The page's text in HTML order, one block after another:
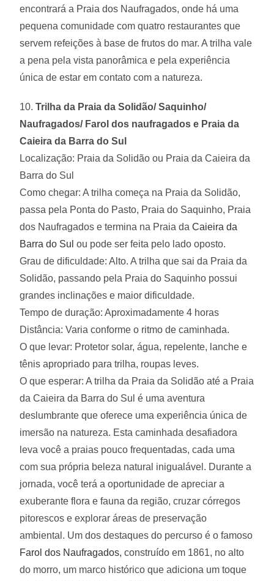
encontrará a Praia dos Naufragados, onde há uma
pequena comunidade com quatro restaurantes que
servem refeições à base de frutos do mar. A trilha vale
a pena pela vista panorâmica e pela experiência
única de estar em contato com a natureza.
10.Trilha da Praia da Solidão/ Saquinho/
Naufragados/ Farol dos naufragados e Praia da
Caieira da Barra do Sul
Localização: Praia da Solidão ou Praia da Caieira da
Barra do Sul
Como chegar: A trilha começa na Praia da Solidão,
passa pela Ponta do Pasto, Praia do Saquinho, Praia
dos Naufragados e termina na Praia daCaieira da
Barra do Sul ou pode ser feita pelo lado oposto.
Grau de dificuldade: Alto. A trilha que sai da Praia da
Solidão, passando pela Praia do Saquinho possui
grandes inclinações e maior dificuldade.
Tempo de duração: Aproximadamente 4 horas
Distância: Varia conforme o ritmo de caminhada.
O que levar: Protetor solar, água, repelente, lanche e
tênis apropriado para trilha, roupas leves.
O que esperar: A trilha da Praia da Solidão até a Praia
da Caieira da Barra do Sul é uma aventura
deslumbrante que oferece uma experiência única de
imersão na natureza. Esta caminhada desafiadora
leva você a praias pouco frequentadas, cada uma
com sua própria beleza natural inigualável. Durante a
jornada, você terá a oportunidade de apreciar a
exuberante flora e fauna da região, cruzar córregos
pitorescos e explorar áreas de preservação
ambiental. Um dos destaques do percurso é o famoso
Farol dos Naufragados, construído em 1861, no alto
do morro, um marco histórico que adiciona um toque